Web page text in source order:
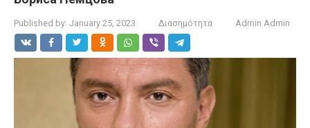
Published by: January 25, 2023 Διασημότητα Admin Admin